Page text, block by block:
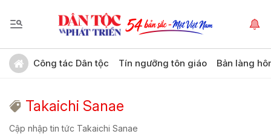
Công tác Dân tộc Tín ngưỡng tôn giáo Bản làng
Takaichi Sanae
Cập nhập tin tức Takaichi Sanae